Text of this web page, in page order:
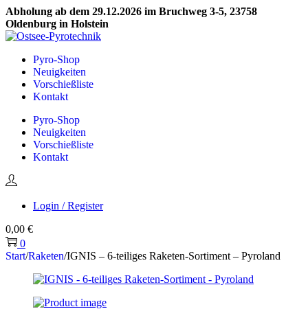
Abholung ab dem 29.12.2026 im Bruchweg 3-5, 23758
Oldenburg in Holstein
Skip
navigation
Skip
contentPyro-Shop
Neuigkeiten
Vorschießliste
Kontakt
Pyro-Shop
Neuigkeiten
Vorschießliste
Kontakt
Login / Register
0,00 €
0
Start/Raketen/IGNIS – 6-teiliges Raketen-Sortiment – Pyroland